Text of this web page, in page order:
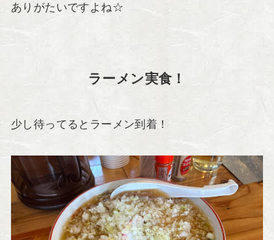
ありがたいですよね☆
ラーメン実食！
少し待ってるとラーメン到着！